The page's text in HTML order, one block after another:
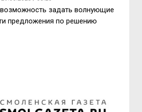
задать волнующие
предложения по решению